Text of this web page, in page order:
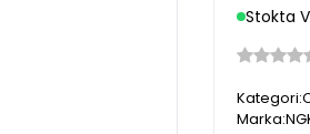
Stokta
Kategori:
Marka: